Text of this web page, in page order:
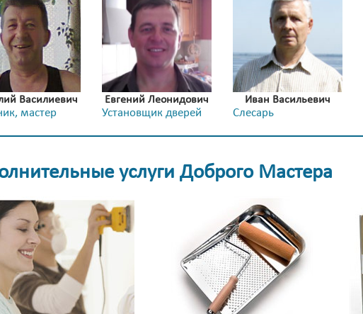
Василиевич
мастер
Евгений Леонидович
Установщик дверей
Иван Васильевич
Слесарь
услуги Доброго Мастера